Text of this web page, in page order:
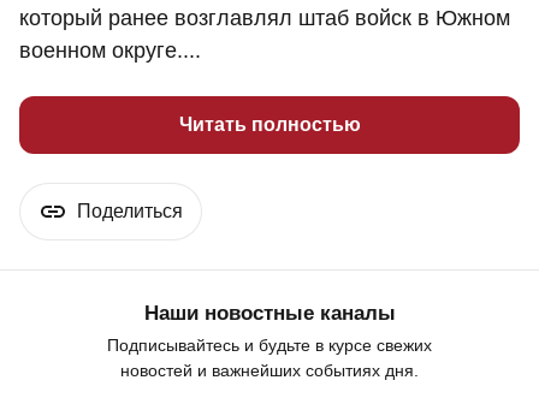
который ранее возглавлял штаб войск в Южном
военном округе....
Читать полностью
Поделиться
Наши новостные каналы
Подписывайтесь и будьте в курсе свежих
новостей и важнейших событиях дня.